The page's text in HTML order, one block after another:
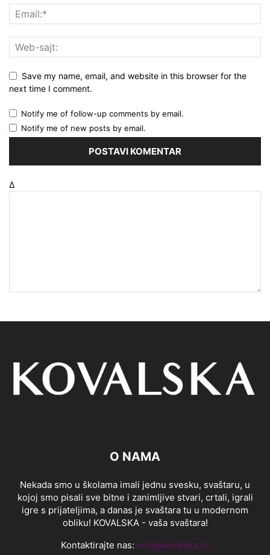
Save my name, email, and website in this browser for the
next time I comment.
Notify me of follow-up comments by email.
Notify me of new posts by email.
Δ
O NAMA
Nekada smo u školama imali jednu svesku, svaštaru, u
kojoj smo pisali sve bitne i zanimljive stvari, crtali, igrali
igre s prijateljima, a danas je svaštara tu u modernom
obliku! KOVALSKA - vaša svaštara!
Kontaktirajte nas: info@kovalska.rs